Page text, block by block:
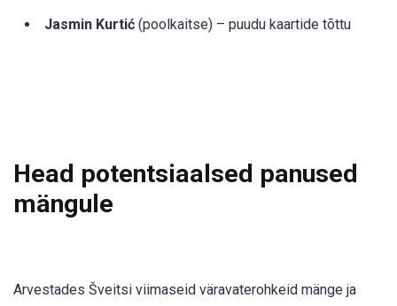
Jasmin Kurtić (poolkaitse) – puudu kaartide tõttu
Head potentsiaalsed panused
mängule
Arvestades Šveitsi viimaseid väravaterohkeid mänge ja